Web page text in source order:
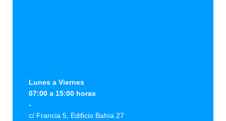
Lunes a Viernes
07:00 a 15:00 horas
-
c/ Francia 5, Edificio Bahía 27